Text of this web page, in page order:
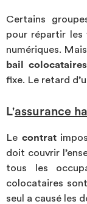
Certains
pour répartir les
numériques.
bail colocataires
fixe. Le retard
L'assurance
Le contrat
doit couvrir
tous les
colocataires
seul a causé les